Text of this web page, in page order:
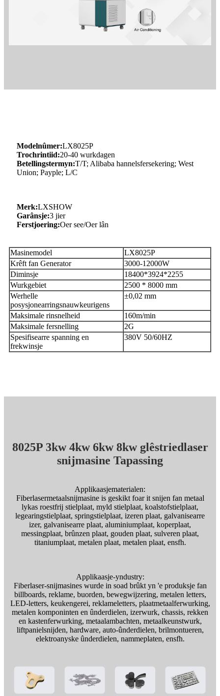
Modelnûmer:LX8025P
Trochrintiid:20-40 wurkdagen
Betellingstermyn:T/T; Alibaba hannelsfersekering; West
Union; Payple; L/C
Merk:LXSHOW
Garânsje:3 jier
Ferstjoering:Oer see/Oer lân
Masinemodel
LX8025P
Krêft fan Generator
3000-12000W
Diminsje
18400*3924*2255
Wurkgebiet
2500 * 8000 mm
Werhelle
posysjonearringsnauwkeurigens
±0,02 mm
Maksimale rinsnelheid
160m/min
Maksimale fersnelling
2G
Spesifisearre spanning en
frekwinsje
380V 50/60HZ
8025P 3kw 4kw 6kw 8kw glêstriedlaser
snijmasine Tapassing
Applikaasjematerialen:
Fiberlasermetaalsnijmasine is geskikt foar it snijen fan metaal
lykas roestfrij stielplaat, myld stielplaat, koalstofstielplaat,
legearingstielplaat, springstielplaat, izeren plaat, galvanisearre
izer, galvanisearre plaat, aluminiumplaat, koperplaat,
messingplaat, brûnzen plaat, gouden plaat, sulveren plaat,
titaniumplaat, metalen plaat, metalen plaat, ensfh.
Applikaasje-yndustry:
Fiberlaser-snijmasines wurde in soad brûkt yn 'e produksje fan
billboards, reklame, buorden, bewegwijzering, metalen letters,
LED-letters, keukengerei, reklameletters, plaatmetaalferwurking,
metalen komponinten en ûnderdielen, izerwurk, chassis, rekken
en kastenferwurking, metaalambachten, metaalkeunstwurk,
liftpanielsnijden, hardware, auto-ûnderdielen, brilmontueren,
elektroanyske ûnderdielen, nammeplaten, ensfh.